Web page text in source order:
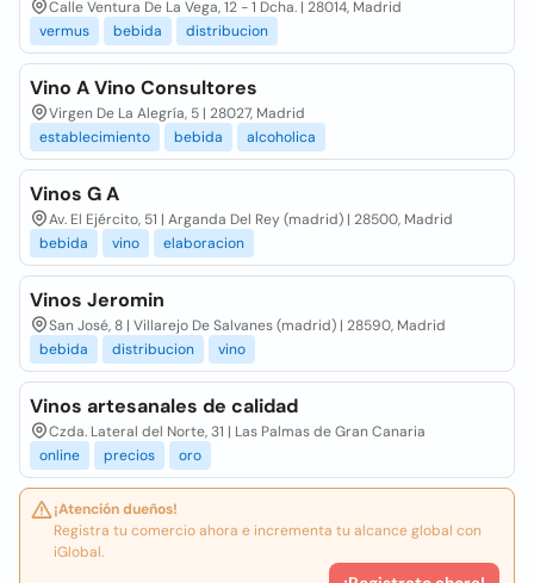
Calle Ventura De La Vega, 12 - 1 Dcha. | 28014, Madrid
vermus
bebida distribucion
Vino A Vino Consultores
Virgen De La Alegría, 5 | 28027, Madrid
establecimiento
bebida alcoholica
Vinos G A
Av. El Ejército, 51 | Arganda Del Rey (madrid) | 28500, Madrid
bebida
vino elaboracion
Vinos Jeromin
San José, 8 | Villarejo De Salvanes (madrid) | 28590, Madrid
bebida
distribucion vino
Vinos artesanales de calidad
Czda. Lateral del Norte, 31 | Las Palmas de Gran Canaria
online
precios oro
¡Atención dueños!
Registra tu comercio ahora e incrementa tu alcance global con
iGlobal.